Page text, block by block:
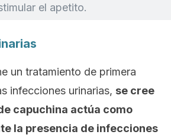
el apetito.
un tratamiento de primera
infecciones urinarias, se cree
capuchina actúa como
la presencia de infecciones